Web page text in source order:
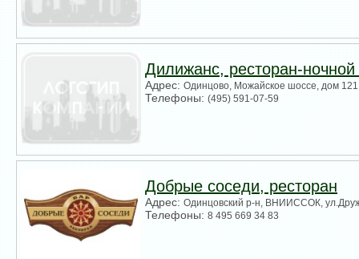
Дилижанс, ресторан-ночной
Адрес:Одинцово, Можайское шоссе, дом 121
Телефоны:(495) 591-07-59
Добрые соседи, ресторан
Адрес:Одинцовский р-н, ВНИИСCОК,
Телефоны:8 495 669 34 83